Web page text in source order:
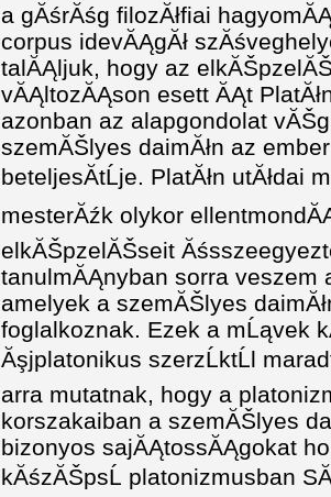
a gĂśrĂśg filozĂłfiai
corpus idevĂĄgĂł
talĂĄljuk, hogy az
vĂĄltozĂĄson esett ĂĄt
azonban az alapgondolat
szemĂŠlyes daimĂłn az
beteljesĂ­tĹje. PlatĂłn utĂłdai
mesterĂźk olykor
elkĂŠpzelĂŠseit
tanulmĂĄnyban sorra veszem
amelyek a szemĂŠlyes
foglalkoznak. Ezek a mĹąvek
Ăşjplatonikus szerzĹktĹl
arra mutatnak, hogy a
korszakaiban a szemĂŠlyes
bizonyos sajĂĄtossĂĄgokat
kĂśzĂŠpsĹ platonizmusban